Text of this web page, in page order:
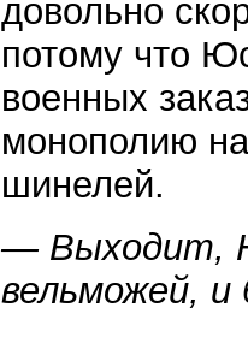
довольно
потому что
военных
монополию
шинелей.
— Выходит,
вельможей, и